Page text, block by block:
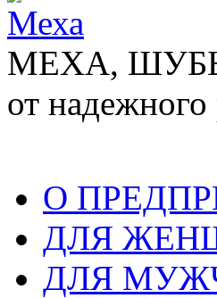
МЕХА,
от надежного
О
ДЛЯ
ДЛЯ